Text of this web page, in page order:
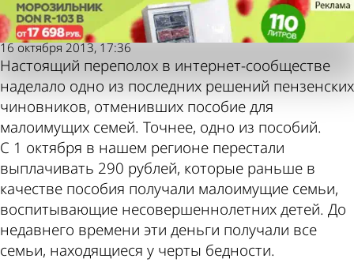
Родителей лишили пособия
Аргументы
и факты
16 октября 2013, 17:36
Настоящий переполох в интернет-сообществе
наделало одно из последних решений пензенских
чиновников, отменивших пособие для
малоимущих семей. Точнее, одно из пособий.
С 1 октября в нашем регионе перестали
выплачивать 290 рублей, которые раньше в
качестве пособия получали малоимущие семьи,
воспитывающие несовершеннолетних детей. До
недавнего времени эти деньги получали все
семьи, находящиеся у черты бедности.
Родителей лишили пособия
Аргументы
и факты
Также
пресса
пишет по
Погода и
курсы
валют в